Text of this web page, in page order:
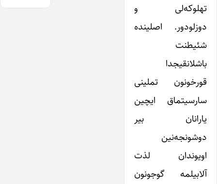
تهلوکه‌لی و
دوزلودور. اصلینده
شئیطنت
باشلانقیجدا
قورخونون تملینی
سارسیتماق ایچین
یارانان بیر
دوشونجه‌نین
اویوندان لذت
آلابیلمه گوجونون